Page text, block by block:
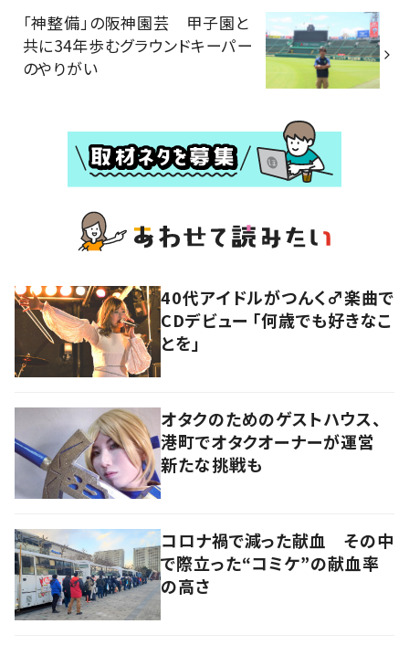
「神整備」の阪神園芸 甲子園と
共に34年歩むグラウンドキーパー
のやりがい
40代アイドルがつんく♂楽曲で
CDデビュー 「何歳でも好きなこ
とを」
オタクのためのゲストハウス、
港町でオタクオーナーが運営
新たな挑戦も
コロナ禍で減った献血 その中
で際立った“コミケ”の献血率
の高さ